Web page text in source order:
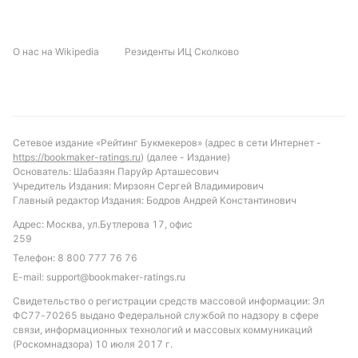
Прогнозируем минимальное количество голов и
Рух Винники не проиграет по ударам в створ во
втором тайме — это отражает историческое
преимущество команды в этом компоненте.
Итоговый результат может склониться в сторону
ничьей или минимальной победы одной из сторон.
Обновлено:
Автор
Дмитрий Разумец
О нас на Wikipedia Резиденты ИЦ Сколково
Сетевое издание «Рейтинг Букмекеров» (адрес в сети Интернет -
https://bookmaker-ratings.ru) (далее - Издание)
Основатель: Шабазян Паруйр Арташесович
Учредитель Издания: Мирзоян Сергей Владимирович
Главный редактор Издания: Бодров Андрей Константинович
Адрес: Москва, ул.Бутлерова 17, офис
259
Телефон: 8 800 777 76 76
E-mail: support@bookmaker-ratings.ru
Свидетельство о регистрации средств массовой информации: Эл
ФС77-70265 выдано Федеральной службой по надзору в сфере
связи, информационных технологий и массовых коммуникаций
(Роскомнадзора) 10 июля 2017 г.